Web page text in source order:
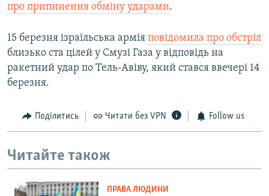
про припинення обміну ударами.
15 березня ізраїльська армія повідомила про обстріл
близько ста цілей у Смузі Газа у відповідь на
ракетний удар по Тель-Авіву, який стався ввечері 14
березня.
Поділитись Читати без VPN Follow us
Читайте також
ПРАВА ЛЮДИНИ